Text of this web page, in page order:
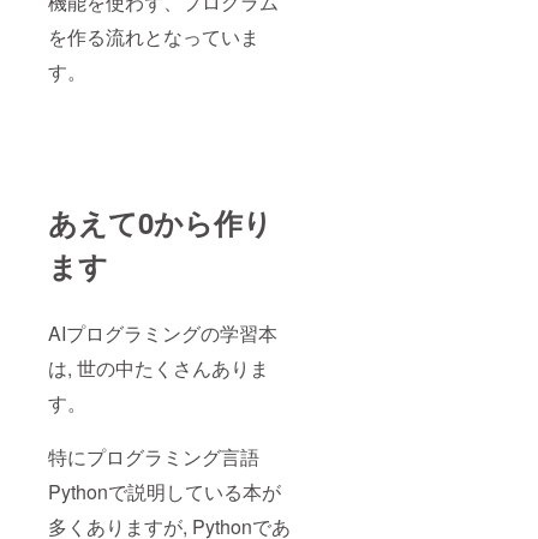
を作る流れとなっていま
す。
あえて0から作り
ます
AIプログラミングの学習本
は, 世の中たくさんありま
す。
特にプログラミング言語
Pythonで説明している本が
多くありますが, Pythonであ